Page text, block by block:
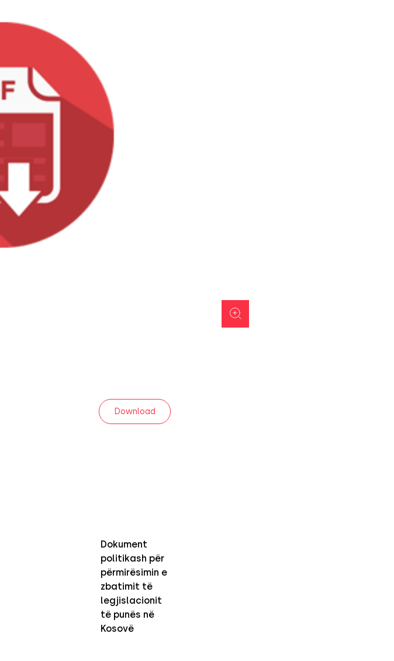
Download
Dokument
politikash për
përmirësimin e
zbatimit të
legjislacionit
të punës në
Kosovë